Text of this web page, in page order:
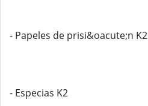
- Papeles de prisi&oacute;n K2
- Especias K2